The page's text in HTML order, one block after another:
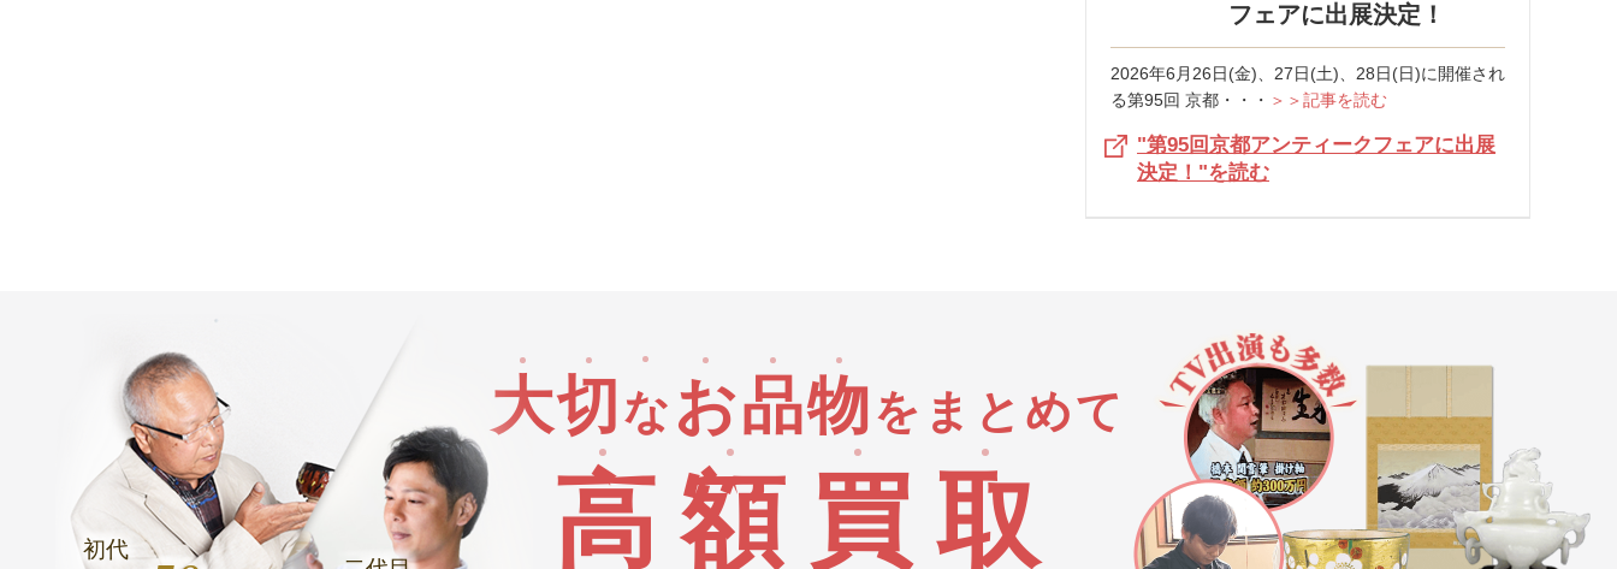
フェアに出展決定！
2026年6月26日(金)、27日(土)、28日(日)に開催され
る第95回 京都・・・ ＞＞記事を読む
"第95回京都アンティークフェアに出展
決定！"を読む
大切 な お品物をまとめて
高額 買 取
初代